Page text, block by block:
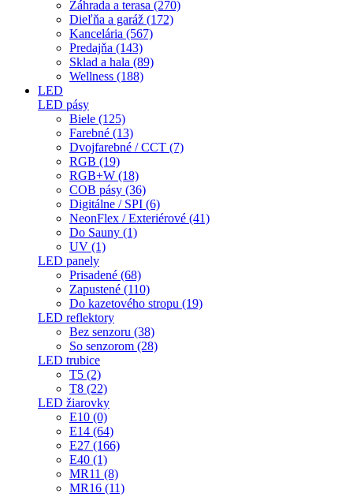
Záhrada a terasa (270)
Dieľňa a garáž (172)
Kancelária (567)
Predajňa (143)
Sklad a hala (89)
Wellness (188)
LED
LED pásy
Biele (125)
Farebné (13)
Dvojfarebné / CCT (7)
RGB (19)
RGB+W (18)
COB pásy (36)
Digitálne / SPI (6)
NeonFlex / Exteriérové (41)
Do Sauny (1)
UV (1)
LED panely
Prisadené (68)
Zapustené (110)
Do kazetového stropu (19)
LED reflektory
Bez senzoru (38)
So senzorom (28)
LED trubice
T5 (2)
T8 (22)
LED žiarovky
E10 (0)
E14 (64)
E27 (166)
E40 (1)
MR11 (8)
MR16 (11)